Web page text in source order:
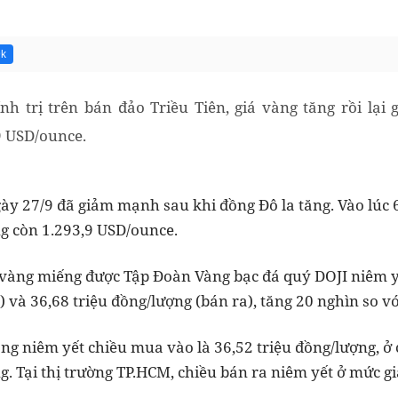
trị trên bán đảo Triều Tiên, giá vàng tăng rồi lại
ounce.
27/9 đã giảm mạnh sau khi đồng Đô la tăng. Vào lúc
còn 1.293,9 USD/ounce.
miếng được Tập Đoàn Vàng bạc đá quý DOJI niêm
và 36,68 triệu đồng/lượng (bán ra), tăng 20 nghìn so
niêm yết chiều mua vào là 36,52 triệu đồng/lượng,
Tại thị trường TP.HCM, chiều bán ra niêm yết ở mức